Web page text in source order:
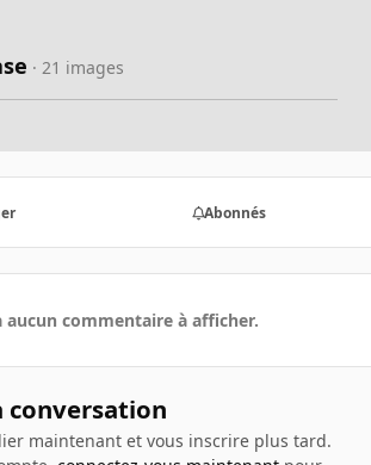
· 21 images
Abonnés
aucun commentaire à afficher.
conversation
maintenant et vous inscrire plus tard.